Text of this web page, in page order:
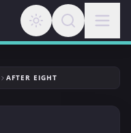
AFTER EIGHT